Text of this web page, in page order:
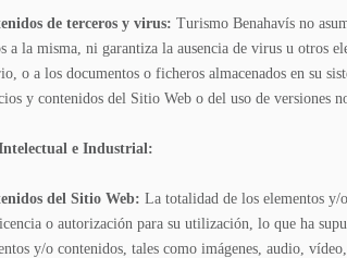
de terceros y virus: Turismo Benahavís no
a la misma, ni garantiza la ausencia de virus u otros
o a los documentos o ficheros almacenados en su
y contenidos del Sitio Web o del uso de versiones
e Industrial:
del Sitio Web: La totalidad de los elementos y/
o autorización para su utilización, lo que ha
y/o contenidos, tales como imágenes, audio,